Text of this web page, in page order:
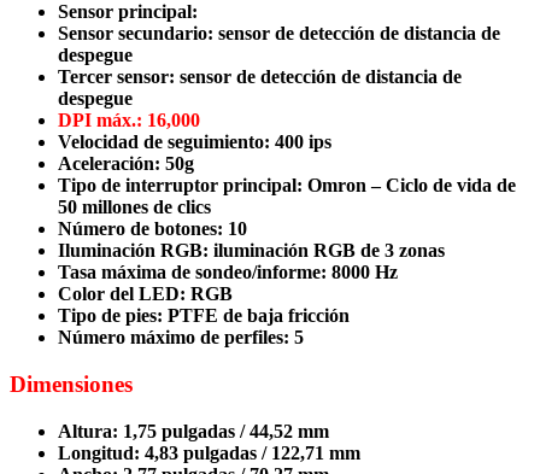
Sensor principal:
Sensor secundario: sensor de detección de distancia de
despegue
Tercer sensor: sensor de detección de distancia de
despegue
DPI máx.: 16,000
Velocidad de seguimiento: 400 ips
Aceleración: 50g
Tipo de interruptor principal: Omron – Ciclo de vida de
50 millones de clics
Número de botones: 10
Iluminación RGB: iluminación RGB de 3 zonas
Tasa máxima de sondeo/informe: 8000 Hz
Color del LED: RGB
Tipo de pies: PTFE de baja fricción
Número máximo de perfiles: 5
Dimensiones
Altura: 1,75 pulgadas / 44,52 mm
Longitud: 4,83 pulgadas / 122,71 mm